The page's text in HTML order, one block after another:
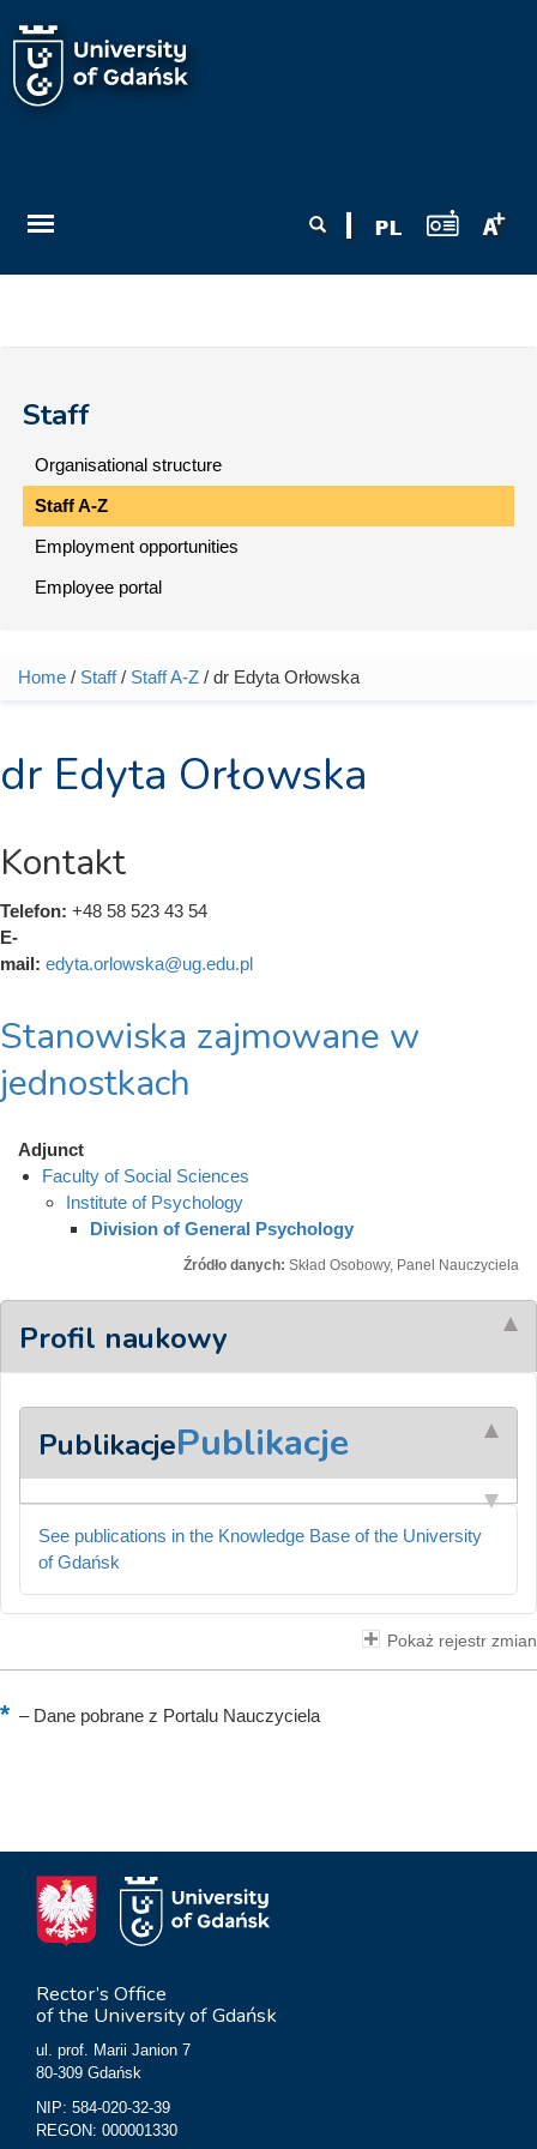
Staff
Organisational structure
Staff A-Z
Employment opportunities
Employee portal
You are here
Home / Staff/ Staff A-Z / dr Edyta Orłowska
dr Edyta Orłowska
Kontakt
Telefon: +48 58 523 43 54
E-
mail: edyta.orlowska@ug.edu.pl
Stanowiska zajmowane w
jednostkach
Adjunct
Faculty of Social Sciences
Institute of Psychology
Division of General Psychology
Źródło danych: Skład Osobowy, Panel Nauczyciela
Profil naukowy
PublikacjePublikacje
See publications in the Knowledge Base of the University
of Gdańsk
Pokaż rejestr zmian
–Dane pobrane z Portalu Nauczyciela
Rector’s Office
of the University of Gdańsk
ul. prof. Marii Janion 7
80-309 Gdańsk
NIP: 584-020-32-39
REGON: 000001330